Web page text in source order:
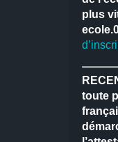
plus
toute